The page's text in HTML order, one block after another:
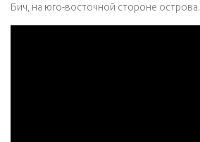
Бич, на юго-восточной стороне острова.